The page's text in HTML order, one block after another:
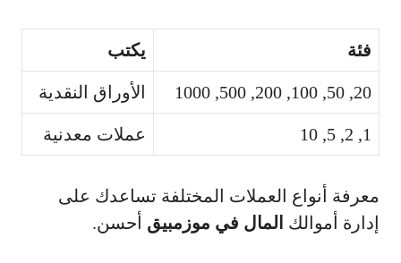
فئة يكتب
20, 50, 100, 200, 500, 1000 الأوراق النقدية
1, 2, 5, 10 عملات معدنية
معرفة أنواع العملات المختلفة تساعدك على
إدارة أموالك المال في موزمبيق أحسن.